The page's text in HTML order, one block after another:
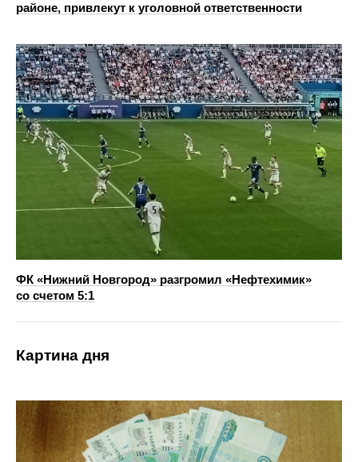
районе, привлекут к уголовной ответственности
ФК «Нижний Новгород» разгромил «Нефтехимик»
со счетом 5:1
Картина дня